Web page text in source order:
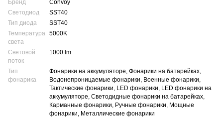
Бренд
Convoy
Светодиод
SST40
Тип диода
SST40
Температура
света
5000K
Световой
поток
1000 lm
Тип
фонарика
Фонарики на аккумуляторе, Фонарики на батарейках,
Водонепроницаемые фонарики, Военные фонарики,
Тактические фонарики, LED фонарики, LED фонарики на
аккумуляторе, Светодидные фонарики на батарейках,
Карманные фонарики, Ручные фонарики, Мощные
фонарики, Металлические фонарики